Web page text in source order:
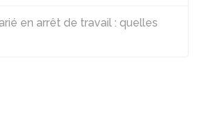
en arrêt de travail : quelles